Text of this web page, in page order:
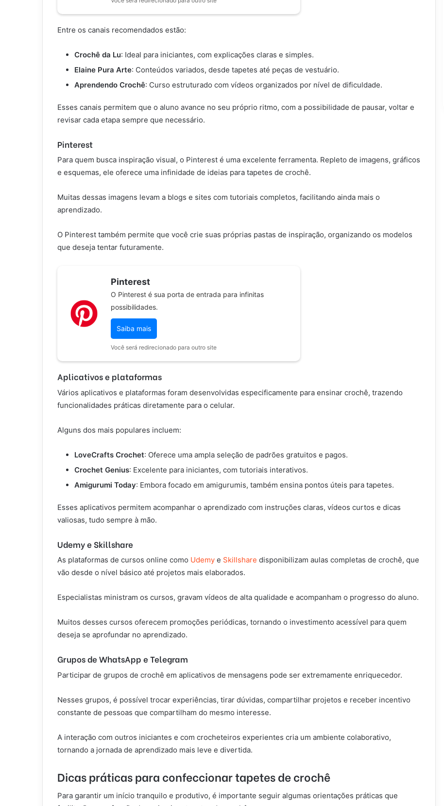
Entre os canais recomendados estão:
Crochê da Lu: Ideal para iniciantes, com explicações claras e simples.
Elaine Pura Arte: Conteúdos variados, desde tapetes até peças de vestuário.
Aprendendo Crochê: Curso estruturado com vídeos organizados por nível de dificuldade.
Esses canais permitem que o aluno avance no seu próprio ritmo, com a possibilidade de pausar, voltar e
revisar cada etapa sempre que necessário.
Pinterest
Para quem busca inspiração visual, o Pinterest é uma excelente ferramenta. Repleto de imagens, gráficos
e esquemas, ele oferece uma infinidade de ideias para tapetes de crochê.
Muitas dessas imagens levam a blogs e sites com tutoriais completos, facilitando ainda mais o
aprendizado.
O Pinterest também permite que você crie suas próprias pastas de inspiração, organizando os modelos
que deseja tentar futuramente.
Pinterest
O Pinterest é sua porta de entrada para infinitas
possibilidades.
Saiba mais
Você será redirecionado para outro site
Aplicativos e plataformas
Vários aplicativos e plataformas foram desenvolvidas especificamente para ensinar crochê, trazendo
funcionalidades práticas diretamente para o celular.
Alguns dos mais populares incluem:
LoveCrafts Crochet: Oferece uma ampla seleção de padrões gratuitos e pagos.
Crochet Genius: Excelente para iniciantes, com tutoriais interativos.
Amigurumi Today: Embora focado em amigurumis, também ensina pontos úteis para tapetes.
Esses aplicativos permitem acompanhar o aprendizado com instruções claras, vídeos curtos e dicas
valiosas, tudo sempre à mão.
Udemy e Skillshare
As plataformas de cursos online como Udemy e Skillshare disponibilizam aulas completas de crochê, que
vão desde o nível básico até projetos mais elaborados.
Especialistas ministram os cursos, gravam vídeos de alta qualidade e acompanham o progresso do aluno.
Muitos desses cursos oferecem promoções periódicas, tornando o investimento acessível para quem
deseja se aprofundar no aprendizado.
Grupos de WhatsApp e Telegram
Participar de grupos de crochê em aplicativos de mensagens pode ser extremamente enriquecedor.
Nesses grupos, é possível trocar experiências, tirar dúvidas, compartilhar projetos e receber incentivo
constante de pessoas que compartilham do mesmo interesse.
A interação com outros iniciantes e com crocheteiros experientes cria um ambiente colaborativo,
tornando a jornada de aprendizado mais leve e divertida.
Dicas práticas para confeccionar tapetes de crochê
Para garantir um início tranquilo e produtivo, é importante seguir algumas orientações práticas que